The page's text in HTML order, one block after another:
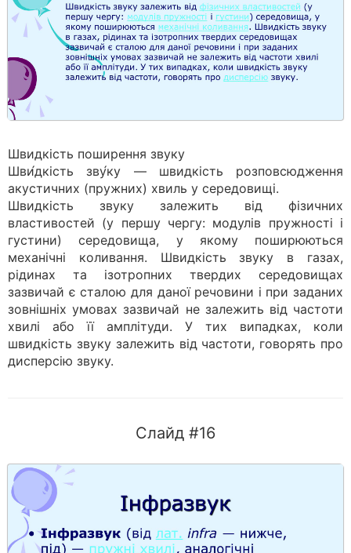
Швидкість поширення звуку
Шви́дкість зву́ку — швидкість розповсюдження
акустичних (пружних) хвиль у середовищі.
Швидкість звуку залежить від фізичних
властивостей (у першу чергу: модулів пружності і
густини) середовища, у якому поширюються
механічні коливання. Швидкість звуку в газах,
рідинах та ізотропних твердих середовищах
зазвичай є сталою для даної речовини і при заданих
зовнішніх умовах зазвичай не залежить від частоти
хвилі або її амплітуди. У тих випадках, коли
швидкість звуку залежить від частоти, говорять про
дисперсію звуку.
Слайд #16